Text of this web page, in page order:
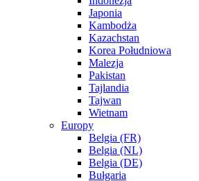
Japonia
Kambodża
Kazachstan
Korea Południowa
Malezja
Pakistan
Tajlandia
Tajwan
Wietnam
Europy
Belgia (FR)
Belgia (NL)
Belgia (DE)
Bułgaria